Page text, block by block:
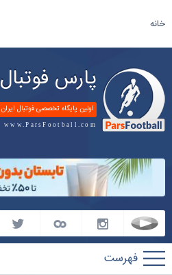
خانه
پارس فوتبال
اولین پایگاه تخصصی فوتبال ایران
www.ParsFootball.com
پارس
فوتبال